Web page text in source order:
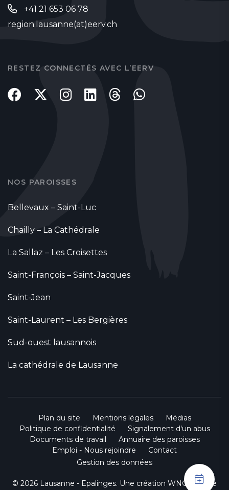
+41 21 653 06 78
region.lausanne(at)eerv.ch
RESTEZ CONNECTÉS AVEC L’EERV
NOS PAROISSES
Bellevaux – Saint-Luc
Chailly – La Cathédrale
La Sallaz – Les Croisettes
Saint-François – Saint-Jacques
Saint-Jean
Saint-Laurent – Les Bergières
Sud-ouest lausannois
La cathédrale de Lausanne
Plan du site Mentions légales
Médias
Politique de confidentialité
Signalement d'un abus
Documents de travail
Annuaire des paroisses
Emploi - Nous rejoindre
Contact
Gestion des données
© 2026 Lausanne - Epalinges. Une création WNG agence